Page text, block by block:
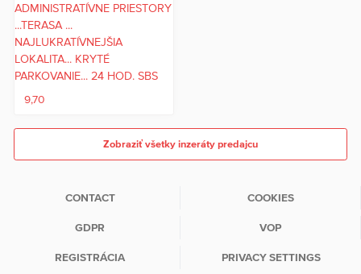
9,70
Zobraziť všetky inzeráty predajcu
CONTACT COOKIES
GDPR VOP
REGISTRÁCIA PRIVACY SETTINGS